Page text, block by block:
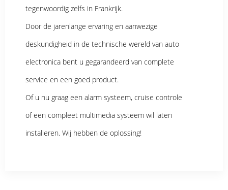
tegenwoordig zelfs in Frankrijk.
Door de jarenlange ervaring en aanwezige
deskundigheid in de technische wereld van auto
electronica bent u gegarandeerd van complete
service en een goed product.
Of u nu graag een alarm systeem, cruise controle
of een compleet multimedia systeem wil laten
installeren. Wij hebben de oplossing!